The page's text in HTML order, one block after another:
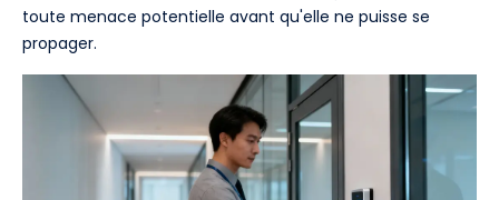
toute menace potentielle avant qu'elle ne puisse se
propager.